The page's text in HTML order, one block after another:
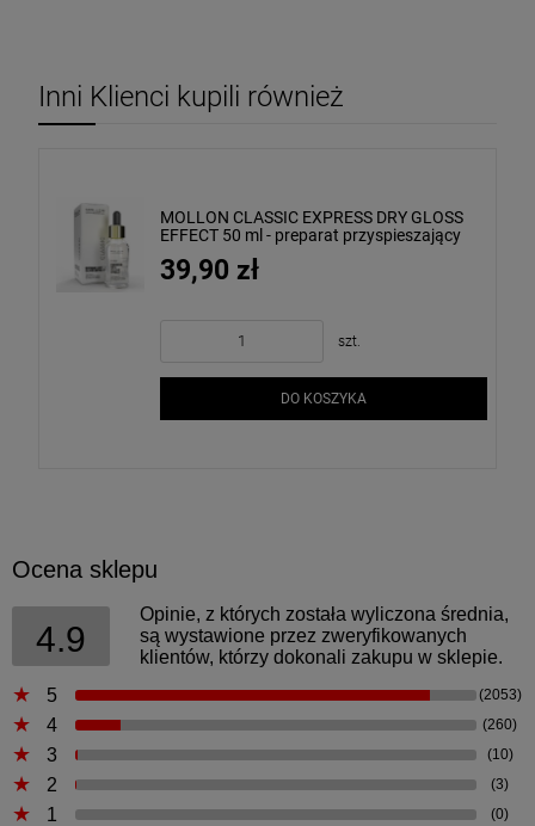
Inni Klienci kupili również
MOLLON CLASSIC EXPRESS DRY GLOSS
EFFECT 50 ml - preparat przyspieszający
39,90 zł
szt.
DO KOSZYKA
Ocena sklepu
4.9
Opinie, z których została wyliczona średnia,
są wystawione przez zweryfikowanych
klientów, którzy dokonali zakupu w sklepie.
5
(2053)
4 (260)
3 (10)
2 (3)
1 (0)